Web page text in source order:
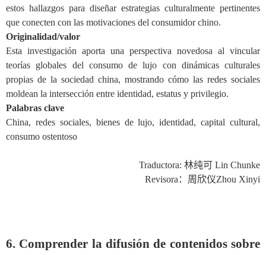
estos hallazgos para diseñar estrategias culturalmente pertinentes
que conecten con las motivaciones del consumidor chino.
Originalidad/valor
Esta investigación aporta una perspectiva novedosa al vincular
teorías globales del consumo de lujo con dinámicas culturales
propias de la sociedad china, mostrando cómo las redes sociales
moldean la intersección entre identidad, estatus y privilegio.
Palabras clave
China, redes sociales, bienes de lujo, identidad, capital cultural,
consumo ostentoso
Traductora: 林纯可 Lin Chunke
Revisora ：周欣仪Zhou Xinyi
6. Comprender la difusión de contenidos sobre